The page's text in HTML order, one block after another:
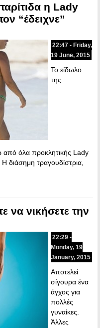
η Lady
“έδειχνε”
22:47 - Friday,
19 June, 2015
Το είδωλο
της
από όλα προκλητικής Lady
διάσημη τραγουδίστρια,
να νικήσετε την
22:29 -
Monday, 19
January, 2015
Αποτελεί
σίγουρα ένα
άγχος για
πολλές
γυναίκες.
Άλλες